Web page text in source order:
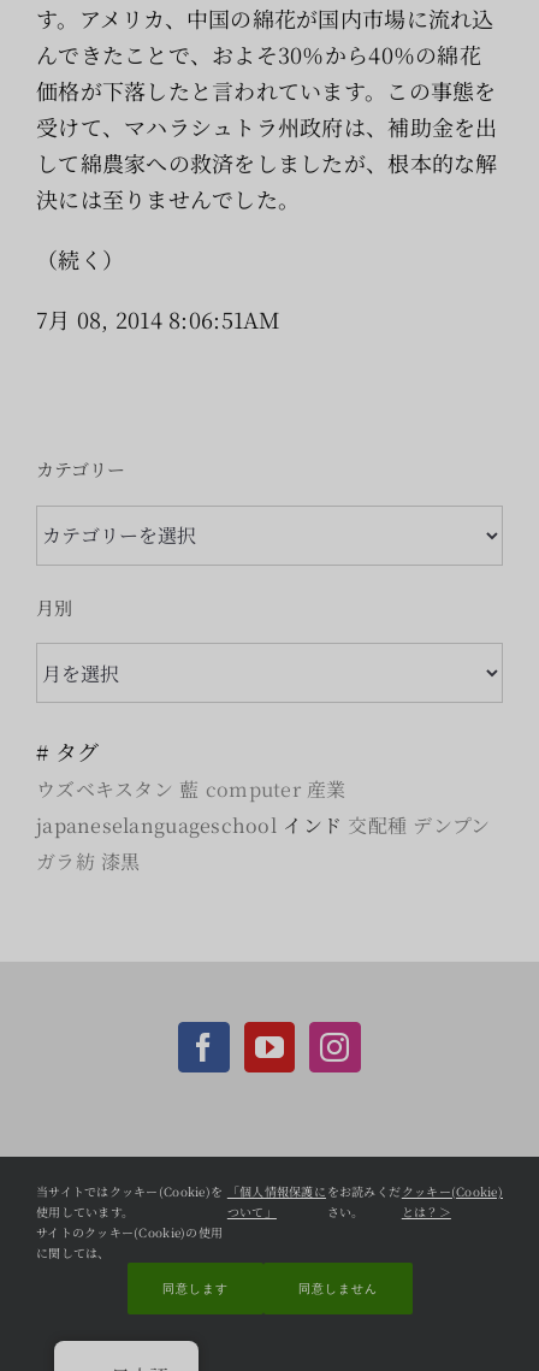
す。アメリカ、中国の綿花が国内市場に流れ込
んできたことで、およそ30％から40％の綿花
価格が下落したと言われています。この事態を
受けて、マハラシュトラ州政府は、補助金を出
して綿農家への救済をしましたが、根本的な解
決には至りませんでした。
（続く）
7月 08, 2014 8:06:51AM
カテゴリー
カ
テ
ゴ
ー
月別
月
別
# タグ
ウズベキスタン 藍 computer 産業
japaneselanguageschool インド 交配種 デンプン
ガラ紡 漆黒
CCC Shopifyサイト
問い合わせ
© Copyright 2022 cambodiacottonclub. All Rights
当サイトではクッキー(Cookie)を
使用しています。
サイトのクッキー(Cookie)の使用
に関しては、
「個人情報保護に
ついて」
をお読みくだ
さい。
クッキー(Cookie)
とは？＞
同意します 同意しません